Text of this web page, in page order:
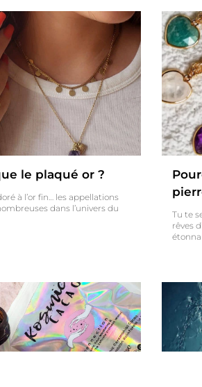
le plaqué or ?
à l’or fin… les appellations
dans l’univers du
Tu te
rêves